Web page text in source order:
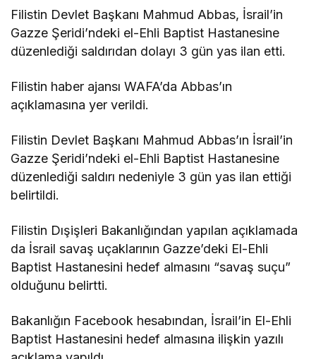
Filistin Devlet Başkanı Mahmud Abbas, İsrail’in
Gazze Şeridi’ndeki el-Ehli Baptist Hastanesine
düzenlediği saldırıdan dolayı 3 gün yas ilan etti.
Filistin haber ajansı WAFA’da Abbas’ın
açıklamasına yer verildi.
Filistin Devlet Başkanı Mahmud Abbas’ın İsrail’in
Gazze Şeridi’ndeki el-Ehli Baptist Hastanesine
düzenlediği saldırı nedeniyle 3 gün yas ilan ettiği
belirtildi.
Filistin Dışişleri Bakanlığından yapılan açıklamada
da İsrail savaş uçaklarının Gazze’deki El-Ehli
Baptist Hastanesini hedef almasını “savaş suçu”
olduğunu belirtti.
Bakanlığın Facebook hesabından, İsrail’in El-Ehli
Baptist Hastanesini hedef almasına ilişkin yazılı